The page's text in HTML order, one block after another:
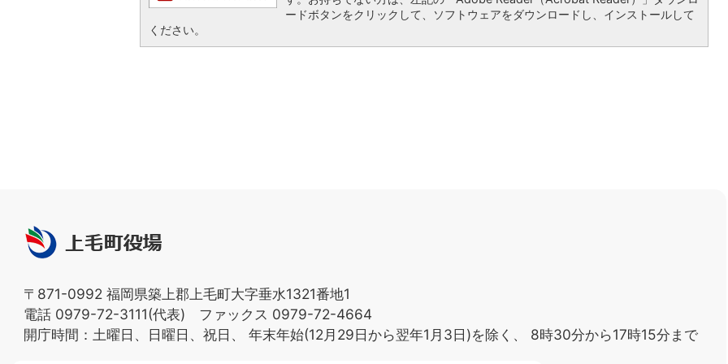
ードボタンをクリックして、ソフトウェアをダウンロードし、インストールして
ください。
上
毛
役
場
〒871-0992 福岡県築上郡上毛町大字垂水1321番地1
電話 0979-72-3111(代表) ファックス 0979-72-4664
開庁時間：土曜日、日曜日、祝日、
年末年始(12月29日から翌年1月3日)を除く、 8時30分から17時15分まで